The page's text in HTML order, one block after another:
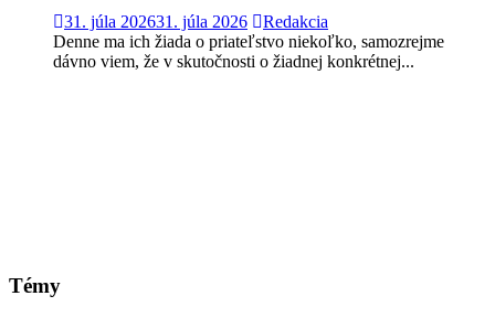
31. júla 202631. júla 2026
Redakcia
Denne ma ich žiada o priateľstvo niekoľko, samozrejme
dávno viem, že v skutočnosti o žiadnej konkrétnej...
Témy